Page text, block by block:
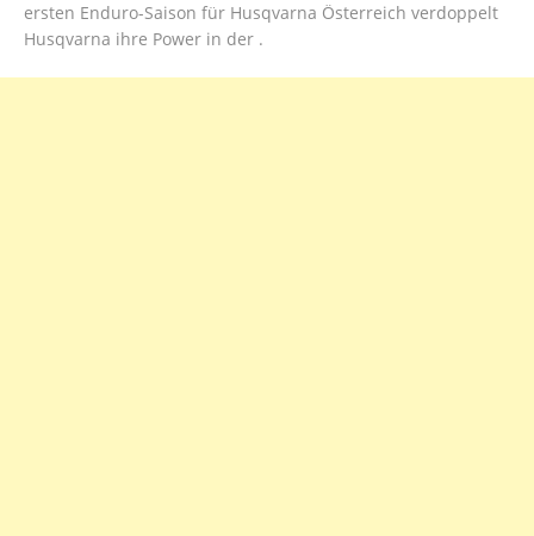
ersten Enduro-Saison für Husqvarna Österreich verdoppelt
Husqvarna ihre Power in der .